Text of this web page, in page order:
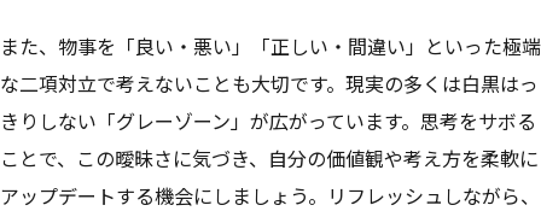
また、物事を「良い・悪い」「正しい・間違い」といった極端
な二項対立で考えないことも大切です。現実の多くは白黒はっ
きりしない「グレーゾーン」が広がっています。思考をサボる
ことで、この曖昧さに気づき、自分の価値観や考え方を柔軟に
アップデートする機会にしましょう。リフレッシュしながら、